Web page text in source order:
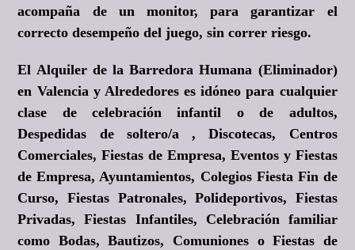
acompaña de un monitor, para garantizar el
correcto desempeño del juego, sin correr riesgo.
El Alquiler de la Barredora Humana (Eliminador)
en Valencia y Alrededores es idóneo para cualquier
clase de celebración infantil o de adultos,
Despedidas de soltero/a , Discotecas, Centros
Comerciales, Fiestas de Empresa, Eventos y Fiestas
de Empresa, Ayuntamientos, Colegios Fiesta Fin de
Curso, Fiestas Patronales, Polideportivos, Fiestas
Privadas, Fiestas Infantiles, Celebración familiar
como Bodas, Bautizos, Comuniones o Fiestas de